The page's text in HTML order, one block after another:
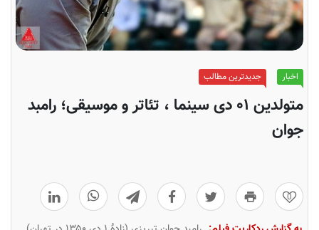
اخبار جدیدترین مطالب
متولدین ۰۱ دی سینما ، تئاتر و موسیقی؛ رامبد
جوان
0